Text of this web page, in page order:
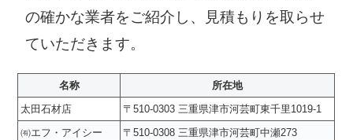
の確かな業者をご紹介し、見積もりを取らせ
ていただきます。
名称
所在地
太田石材店
〒510-0303 三重県津市河芸町東千里1019-1
㈲エフ・アイシー
〒510-0308 三重県津市河芸町中瀬273